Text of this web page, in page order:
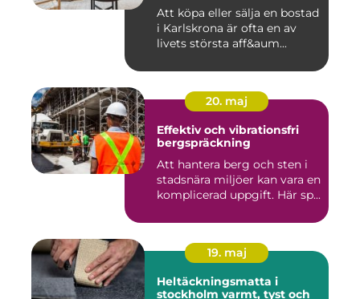
Att köpa eller sälja en bostad
i Karlskrona är ofta en av
livets största aff&aum...
20. maj
Effektiv och vibrationsfri
bergspräckning
Att hantera berg och sten i
stadsnära miljöer kan vara en
komplicerad uppgift. Här sp...
19. maj
Heltäckningsmatta i
stockholm varmt, tyst och